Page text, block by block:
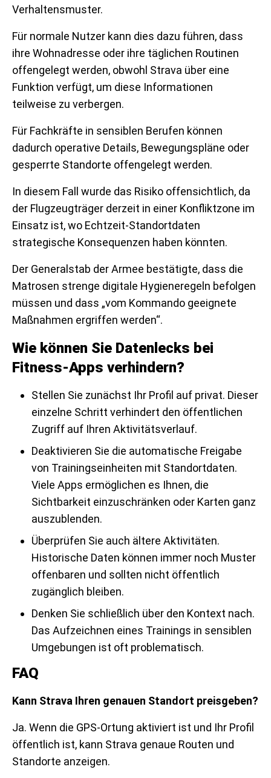
Verhaltensmuster.
Für normale Nutzer kann dies dazu führen, dass
ihre Wohnadresse oder ihre täglichen Routinen
offengelegt werden, obwohl Strava über eine
Funktion verfügt, um diese Informationen
teilweise zu verbergen.
Für Fachkräfte in sensiblen Berufen können
dadurch operative Details, Bewegungspläne oder
gesperrte Standorte offengelegt werden.
In diesem Fall wurde das Risiko offensichtlich, da
der Flugzeugträger derzeit in einer Konfliktzone im
Einsatz ist, wo Echtzeit-Standortdaten
strategische Konsequenzen haben könnten.
Der Generalstab der Armee bestätigte, dass die
Matrosen strenge digitale Hygieneregeln befolgen
müssen und dass „vom Kommando geeignete
Maßnahmen ergriffen werden“.
Wie können Sie Datenlecks bei
Fitness-Apps verhindern?
Stellen Sie zunächst Ihr Profil auf privat. Dieser
einzelne Schritt verhindert den öffentlichen
Zugriff auf Ihren Aktivitätsverlauf.
Deaktivieren Sie die automatische Freigabe
von Trainingseinheiten mit Standortdaten.
Viele Apps ermöglichen es Ihnen, die
Sichtbarkeit einzuschränken oder Karten ganz
auszublenden.
Überprüfen Sie auch ältere Aktivitäten.
Historische Daten können immer noch Muster
offenbaren und sollten nicht öffentlich
zugänglich bleiben.
Denken Sie schließlich über den Kontext nach.
Das Aufzeichnen eines Trainings in sensiblen
Umgebungen ist oft problematisch.
FAQ
Kann Strava Ihren genauen Standort preisgeben?
Ja. Wenn die GPS-Ortung aktiviert ist und Ihr Profil
öffentlich ist, kann Strava genaue Routen und
Standorte anzeigen.